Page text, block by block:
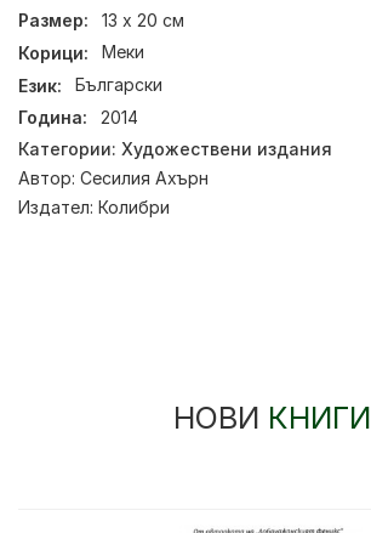
Размер:
13 х 20 см
Корици:
Меки
Език:
Български
Година:
2014
Категории: Художествени издания
Автор: Сесилия Ахърн
Издател: Колибри
НОВИ КНИГИ